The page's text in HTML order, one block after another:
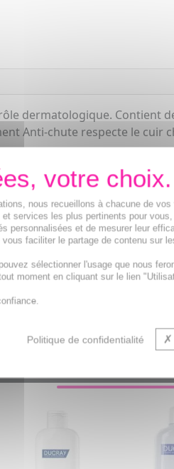
dermatologique. Contient
Anti-chute respecte le cuir
VOUS
nous recueillons à chacune de
services les plus pertinents pour
personnalisées et de mesurer leur
faciliter le partage de contenu sur
sélectionner l'usage que nous
moment en cliquant sur le lien
Politique de confidentialité